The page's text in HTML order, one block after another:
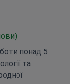
понад 5
та